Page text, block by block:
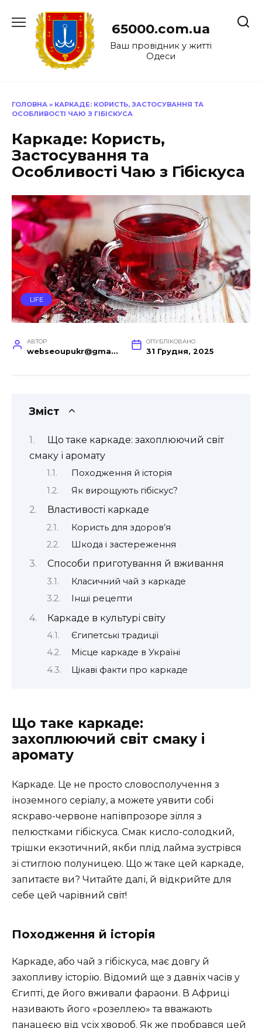
до
65000.com.ua
Ваш провідник у житті
Одеси
ГОЛОВНА » КАРКАДЕ: КОРИСТЬ, ЗАСТОСУВАННЯ ТА
ОСОБЛИВОСТІ ЧАЮ З ГІБІСКУСА
Каркаде: Користь,
Застосування та
Особливості Чаю з Гібіскуса
LIFE
АВТОР
webseoupukr@gmail.com
ОПУБЛІКОВАНО
31 Грудня, 2025
Зміст
Що таке каркаде: захоплюючий світ
смаку і аромату
Походження й історія
Як вирощують гібіскус?
Властивості каркаде
Користь для здоров’я
Шкода і застереження
Способи приготування й вживання
Класичний чай з каркаде
Інші рецепти
Каркаде в культурі світу
Єгипетські традиції
Місце каркаде в Україні
Цікаві факти про каркаде
Що таке каркаде:
захоплюючий світ смаку і
аромату
Каркаде. Це не просто словосполучення з
іноземного серіалу, а можете уявити собі
яскраво-червоне напівпрозоре зілля з
пелюстками гібіскуса. Смак кисло-солодкий,
трішки екзотичний, якби плід лайма зустрівся
зі стиглою полуницею. Що ж таке цей каркаде,
запитаєте ви? Читайте далі, й відкрийте для
себе цей чарівний світ!
Походження й історія
Каркаде, або чай з гібіскуса, має довгу й
захопливу історію. Відомий ще з давніх часів у
Єгипті, де його вживали фараони. В Африці
називають його «розеллею» та вважають
панацеєю від усіх хвороб. Як же пробрався цей